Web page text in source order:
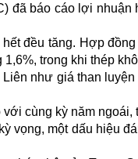
đã báo cáo lợi nhuận
đều tăng. Hợp
trong khi thép
như giá than
cùng kỳ năm
vọng, một dấu hiệu